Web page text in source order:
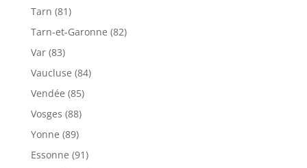
Tarn (81)
Tarn-et-Garonne (82)
Var (83)
Vaucluse (84)
Vendée (85)
Vosges (88)
Yonne (89)
Essonne (91)